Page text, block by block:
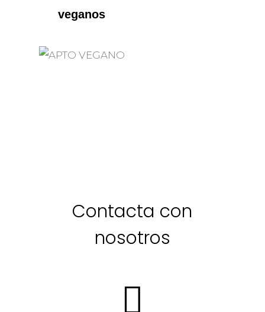
veganos
Contacta con
nosotros